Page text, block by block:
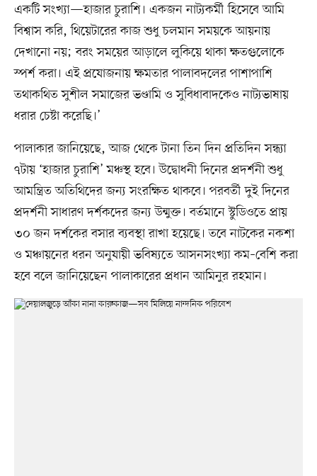
একটি সংখ্যা—হাজার চুরাশি। একজন নাট্যকর্মী হিসেবে আমি
বিশ্বাস করি, থিয়েটারের কাজ শুধু চলমান সময়কে আয়নায়
দেখানো নয়; বরং সময়ের আড়ালে লুকিয়ে থাকা ক্ষতগুলোকে
স্পর্শ করা। এই প্রযোজনায় ক্ষমতার পালাবদলের পাশাপাশি
তথাকথিত সুশীল সমাজের ভণ্ডামি ও সুবিধাবাদকেও নাট্যভাষায়
ধরার চেষ্টা করেছি।’
পালাকার জানিয়েছে, আজ থেকে টানা তিন দিন প্রতিদিন সন্ধ্যা
৭টায় ‘হাজার চুরাশি’ মঞ্চস্থ হবে। উদ্বোধনী দিনের প্রদর্শনী শুধু
আমন্ত্রিত অতিথিদের জন্য সংরক্ষিত থাকবে। পরবর্তী দুই দিনের
প্রদর্শনী সাধারণ দর্শকদের জন্য উন্মুক্ত। বর্তমানে স্টুডিওতে প্রায়
৩০ জন দর্শকের বসার ব্যবস্থা রাখা হয়েছে। তবে নাটকের নকশা
ও মঞ্চায়নের ধরন অনুযায়ী ভবিষ্যতে আসনসংখ্যা কম–বেশি করা
হবে বলে জানিয়েছেন পালাকারের প্রধান আমিনুর রহমান।